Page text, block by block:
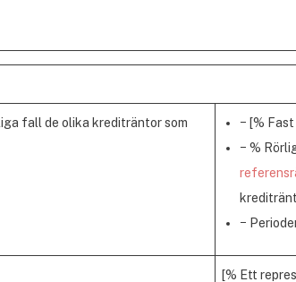
fall de olika krediträntor som
− [% Fast
− %
−
[% Ett